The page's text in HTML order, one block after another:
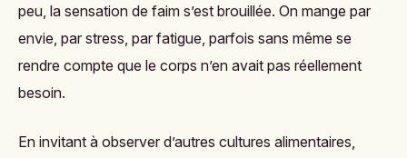
peu, la sensation de faim s’est brouillée. On mange par
envie, par stress, par fatigue, parfois sans même se
rendre compte que le corps n’en avait pas réellement
besoin.
En invitant à observer d’autres cultures alimentaires,